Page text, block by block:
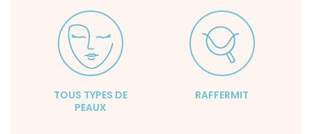
TOUS TYPES DE
PEAUX
RAFFERMIT